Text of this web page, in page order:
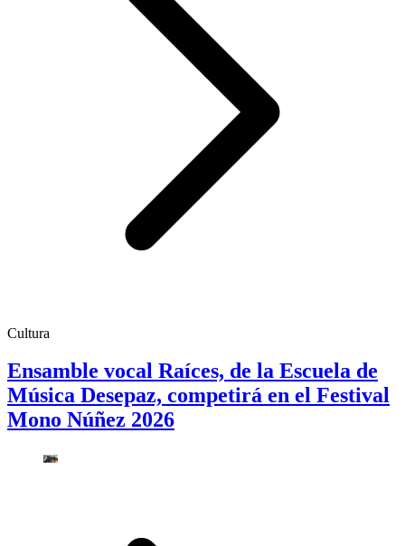
Cultura
Ensamble vocal Raíces, de la Escuela de
Música Desepaz, competirá en el Festival
Mono Núñez 2026